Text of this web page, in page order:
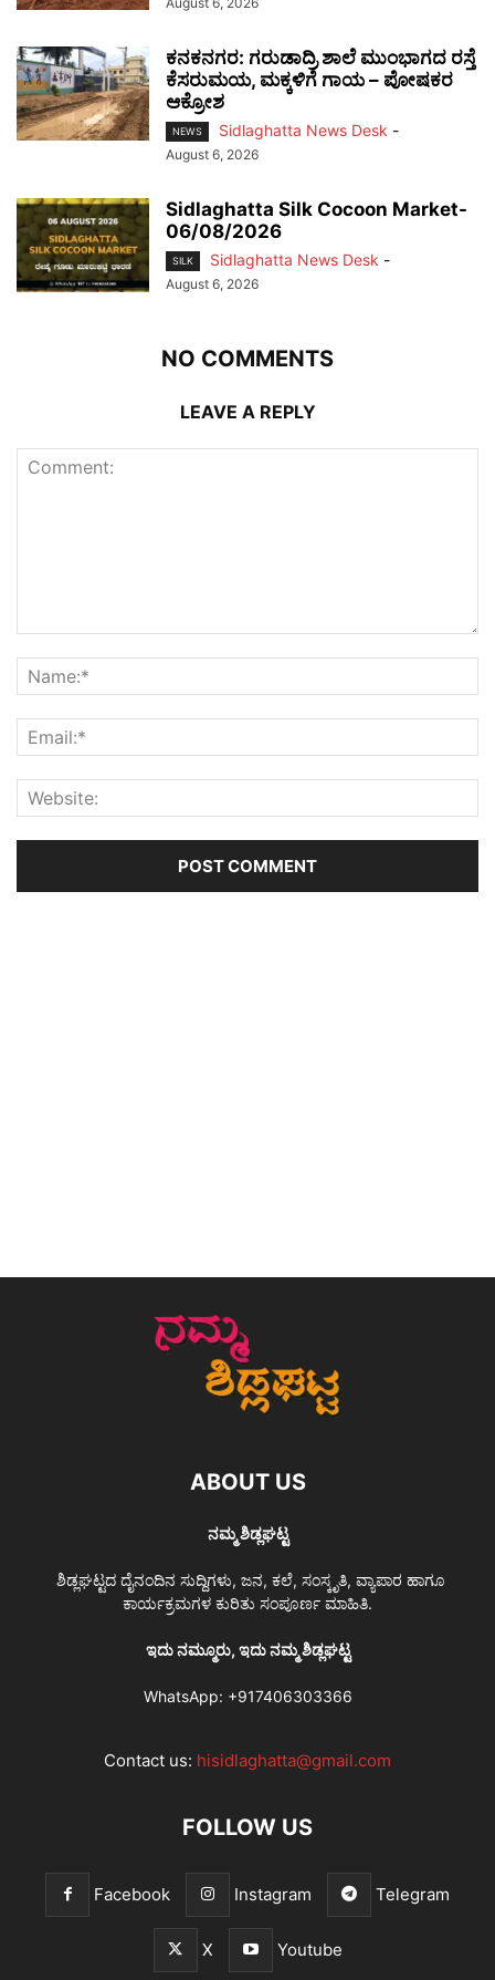
ಕನಕನಗರ: ಗರುಡಾದ್ರಿ ಶಾಲೆ ಮುಂಭಾಗದ ರಸ್ತೆ
ಕೆಸರುಮಯ, ಮಕ್ಕಳಿಗೆ ಗಾಯ – ಪೋಷಕರ
ಆಕ್ರೋಶ
NEWS Sidlaghatta News Desk -
August 6, 2026
Sidlaghatta Silk Cocoon Market-
06/08/2026
SILK Sidlaghatta News Desk -
August 6, 2026
NO COMMENTS
LEAVE A REPLY
ABOUT US
ನಮ್ಮ ಶಿಡ್ಲಘಟ್ಟ
ಶಿಡ್ಲಘಟ್ಟದ ದೈನಂದಿನ ಸುದ್ದಿಗಳು, ಜನ, ಕಲೆ, ಸಂಸ್ಕೃತಿ, ವ್ಯಾಪಾರ ಹಾಗೂ
ಕಾರ್ಯಕ್ರಮಗಳ ಕುರಿತು ಸಂಪೂರ್ಣ ಮಾಹಿತಿ.
ಇದು ನಮ್ಮೂರು, ಇದು ನಮ್ಮ ಶಿಡ್ಲಘಟ್ಟ
WhatsApp: +917406303366
Contact us: hisidlaghatta@gmail.com
FOLLOW US
Facebook Instagram Telegram
X Youtube